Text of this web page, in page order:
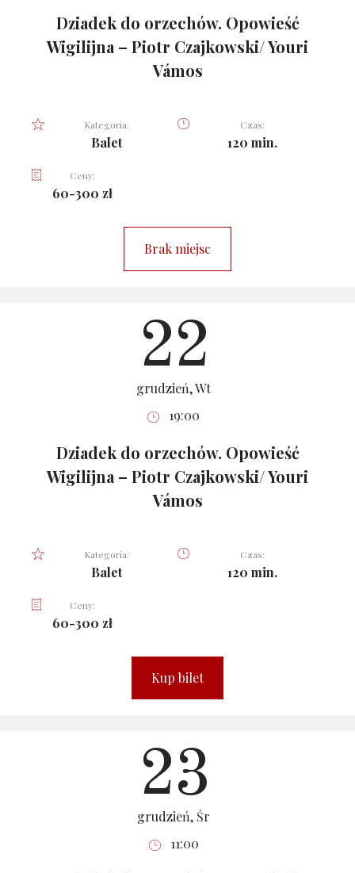
Dziadek do orzechów. Opowieść
Wigilijna – Piotr Czajkowski/ Youri
Vámos
Kategoria:
Balet
Czas:
120 min.
Ceny:
60-300 zł
Brak miejsc
22
grudzień, Wt
19:00
Dziadek do orzechów. Opowieść
Wigilijna – Piotr Czajkowski/ Youri
Vámos
Kategoria:
Balet
Czas:
120 min.
Ceny:
60-300 zł
Kup bilet
23
grudzień, Śr
11:00